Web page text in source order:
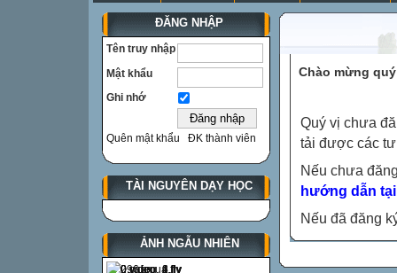
ĐĂNG NHẬP
Tên truy nhập
Mật khẩu
Ghi nhớ
Quên mật khẩu ĐK thành viên
TÀI NGUYÊN DẠY HỌC
ẢNH NGẪU NHIÊN
Chào mừng
Quý vị chưa
tải được các
Nếu chưa
hướng dẫn
Nếu đã đăng